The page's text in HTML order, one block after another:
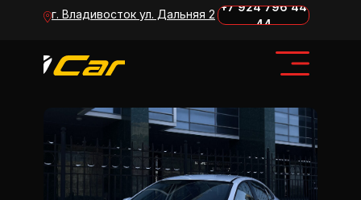
г. Владивосток ул. Дальняя 2
+7 924 796 44
44